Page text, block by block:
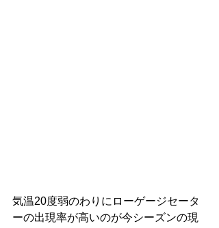
気温20度弱のわりにローゲージセータ
ーの出現率が高いのが今シーズンの現